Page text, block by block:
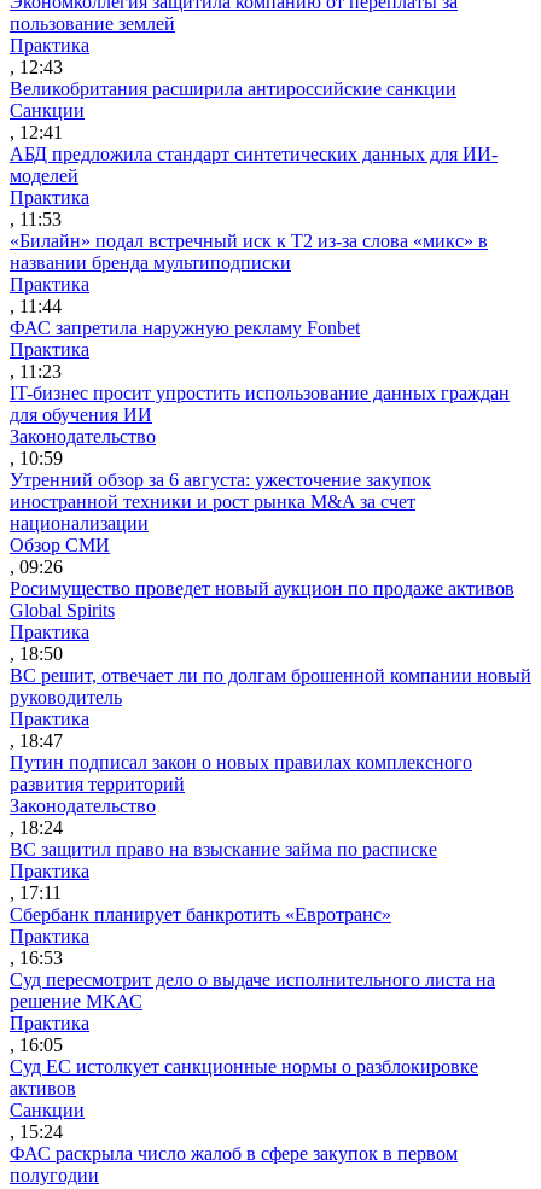
пользование землей
Практика
, 12:43
Великобритания расширила антироссийские санкции
Санкции
, 12:41
АБД предложила стандарт синтетических данных для ИИ-
моделей
Практика
, 11:53
«Билайн» подал встречный иск к Т2 из-за слова «микс» в
названии бренда мультиподписки
Практика
, 11:44
ФАС запретила наружную рекламу Fonbet
Практика
, 11:23
IT-бизнес просит упростить использование данных граждан
для обучения ИИ
Законодательство
, 10:59
Утренний обзор за 6 августа: ужесточение закупок
иностранной техники и рост рынка M&A за счет
национализации
Обзор СМИ
, 09:26
Росимущество проведет новый аукцион по продаже активов
Global Spirits
Практика
, 18:50
ВС решит, отвечает ли по долгам брошенной компании новый
руководитель
Практика
, 18:47
Путин подписал закон о новых правилах комплексного
развития территорий
Законодательство
, 18:24
ВС защитил право на взыскание займа по расписке
Практика
, 17:11
Сбербанк планирует банкротить «Евротранс»
Практика
, 16:53
Суд пересмотрит дело о выдаче исполнительного листа на
решение МКАС
Практика
, 16:05
Суд ЕС истолкует санкционные нормы о разблокировке
активов
Санкции
, 15:24
ФАС раскрыла число жалоб в сфере закупок в первом
полугодии